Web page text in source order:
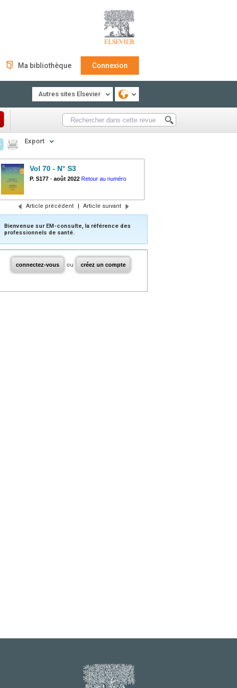
Ma bibliothèque Connexion
Autres sites Elsevier
Export
Vol 70 - N° S3
P. S177 - août 2022 Retour au numéro
Article précédent | Article suivant
Bienvenue sur EM-consulte, la référence des
professionnels de santé.
connectez-vous ou créez un compte